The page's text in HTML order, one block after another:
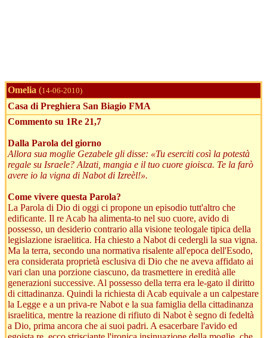
Omelia (14-06-2010)
Casa di Preghiera San Biagio FMA
Commento su 1Re 21,7
Dalla Parola del giorno
Allora sua moglie Gezabele gli disse: «Tu eserciti così la potestà
regale su Israele? Alzati, mangia e il tuo cuore gioisca. Te la farò
avere io la vigna di Nabot di Izreèl!».
Come vivere questa Parola?
La Parola di Dio di oggi ci propone un episodio tutt'altro che
edificante. Il re Acab ha alimenta-to nel suo cuore, avido di
possesso, un desiderio contrario alla visione teologale tipica della
legislazione israelitica. Ha chiesto a Nabot di cedergli la sua vigna.
Ma la terra, secondo una normativa risalente all'epoca dell'Esodo,
era considerata proprietà esclusiva di Dio che ne aveva affidato ai
vari clan una porzione ciascuno, da trasmettere in eredità alle
generazioni successive. Al possesso della terra era le-gato il diritto
di cittadinanza. Quindi la richiesta di Acab equivale a un calpestare
la Legge e a un priva-re Nabot e la sua famiglia della cittadinanza
israelitica, mentre la reazione di rifiuto di Nabot è segno di fedeltà
a Dio, prima ancora che ai suoi padri. A esacerbare l'avido ed